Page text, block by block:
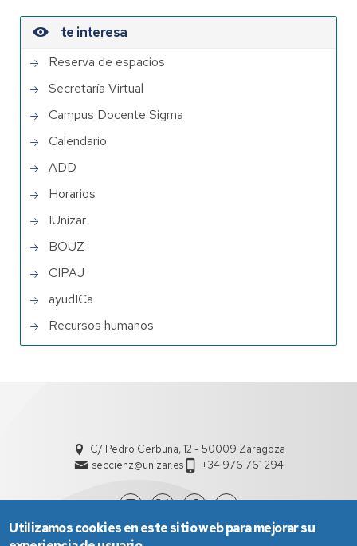
te interesa
Reserva de espacios
Secretaría Virtual
Campus Docente Sigma
Calendario
ADD
Horarios
IUnizar
BOUZ
CIPAJ
ayudICa
Recursos humanos
C/ Pedro Cerbuna, 12 - 50009 Zaragoza
seccienz@unizar.es
+34 976 761 294
Utilizamos cookies en este sitio web para mejorar su